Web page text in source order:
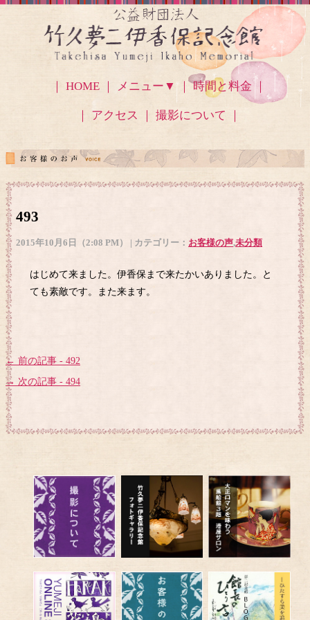
｜ HOME ｜ メニュー▼ ｜ 時間と料金 ｜
｜ アクセス ｜ 撮影について ｜
493
2015年10月6日（2:08 PM） | カテゴリー： お客様の声,未分類
はじめて来ました。伊香保まで来たかいありました。と
ても素敵です。また来ます。
← 前の記事 - 492
→ 次の記事 - 494